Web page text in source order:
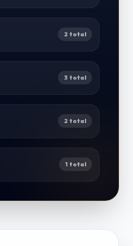
2 total
3 total
2 total
1 total